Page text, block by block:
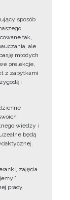
sposób
tak,
ale
młodych
prelekcje,
z zabytkami
i
wiedzy i
będą
zajęcia
pracy.